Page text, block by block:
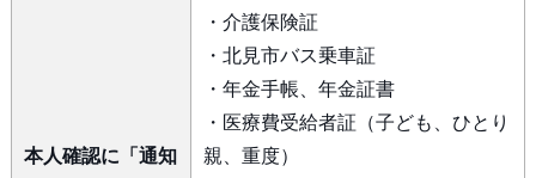
本人確認に「通知
・介護保険証
・北見市バス乗車証
・年金手帳、年金証書
・医療費受給者証（子ども、ひとり
親、重度）